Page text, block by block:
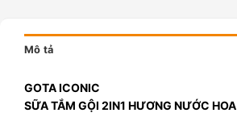
Mô tả
GOTA ICONIC
SỮA TẮM GỘI 2IN1 HƯƠNG NƯỚC HOA